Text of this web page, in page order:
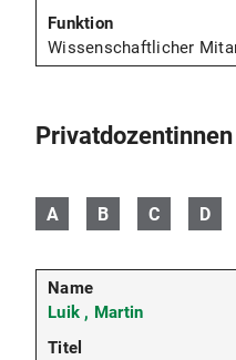
Wissenschaftlicher
A B C D
Luik , Martin